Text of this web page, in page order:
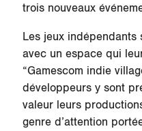
trois nouveaux
Les jeux indépendants
avec un espace qui
“Gamescom indie
développeurs y sont
valeur leurs
genre d’attention